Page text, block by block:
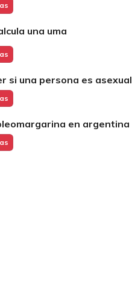
una uma
si una persona es asexual
en argentina